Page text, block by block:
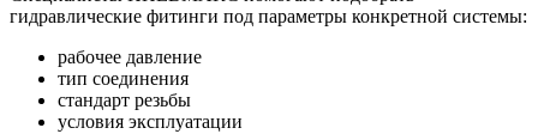
гидравлические фитинги под параметры конкретной системы:
рабочее давление
тип соединения
стандарт резьбы
условия эксплуатации